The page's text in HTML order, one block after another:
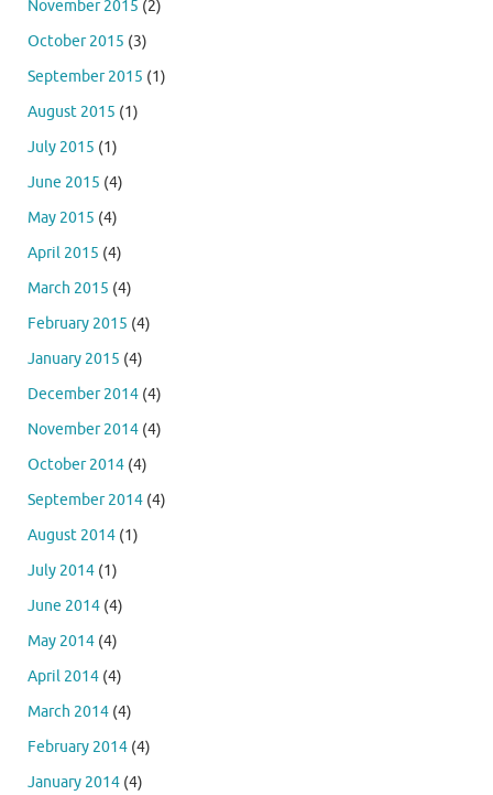
November 2015 (2)
October 2015 (3)
September 2015 (1)
August 2015 (1)
July 2015 (1)
June 2015 (4)
May 2015 (4)
April 2015 (4)
March 2015 (4)
February 2015 (4)
January 2015 (4)
December 2014 (4)
November 2014 (4)
October 2014 (4)
September 2014 (4)
August 2014 (1)
July 2014 (1)
June 2014 (4)
May 2014 (4)
April 2014 (4)
March 2014 (4)
February 2014 (4)
January 2014 (4)